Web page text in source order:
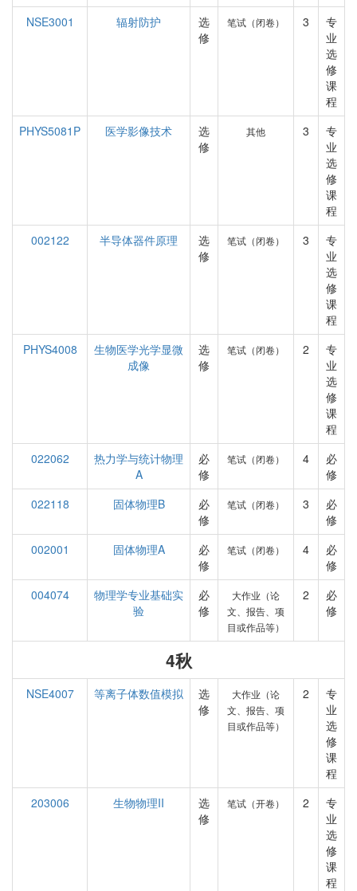
NSE3001 辐射防护
选
修
笔试（闭卷） 3
专
业
选
修
课
程
PHYS5081P
医学影像技术
选
修
其他 3
专
业
选
修
课
程
002122
半导体器件原理
选
修
笔试（闭卷） 3
专
业
选
修
课
程
PHYS4008
生物医学光学显微
成像
选
修
笔试（闭卷） 2
专
业
选
修
课
程
022062
热力学与统计物理
A
必
修
笔试（闭卷） 4
必
修
022118
固体物理B
必
修
笔试（闭卷） 3
必
修
002001
固体物理A
必
修
笔试（闭卷） 4
必
修
004074
物理学专业基础实
验
必
修
大作业（论
文、报告、项
目或作品等）
2
必
修
4秋
NSE4007 等离子体数值模拟
选
修
大作业（论
文、报告、项
目或作品等）
2
专
业
选
修
课
程
203006
生物物理II
选
修
笔试（开卷） 2
专
业
选
修
课
程